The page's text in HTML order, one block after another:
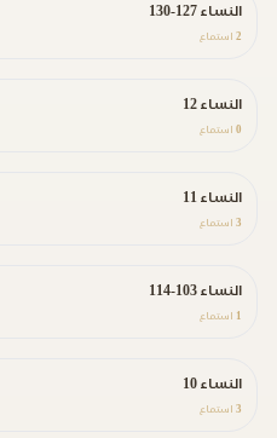
النساء 127-130
2 استماع
النساء 12
0 استماع
النساء 11
3 استماع
النساء 103-114
1 استماع
النساء 10
3 استماع